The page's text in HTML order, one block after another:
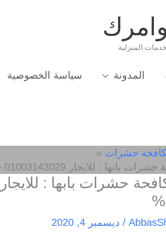
أوامرك
المنزلية
المدونة سياسة الخصوصية
حشرات
: للايجار 01003143029 – خصم 45%
/ ديسمبر 4, 2020